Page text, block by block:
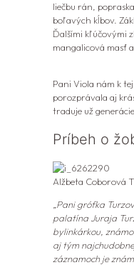
liečbu rán,
boľavých kĺbov.
Ďalšími kľúčovými
mangalicová masť
Pani Viola nám k
porozprávala aj
traduje už
Príbeh o
Alžbeta Coborová
„Pani grófka
palatína Juraja
bylinkárkou,
aj tým
záznamoch je